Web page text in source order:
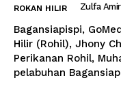
ROKAN HILIR Zulfa
Bagansiapispi,
Hilir (Rohil), Jhony
Perikanan Rohil,
pelabuhan